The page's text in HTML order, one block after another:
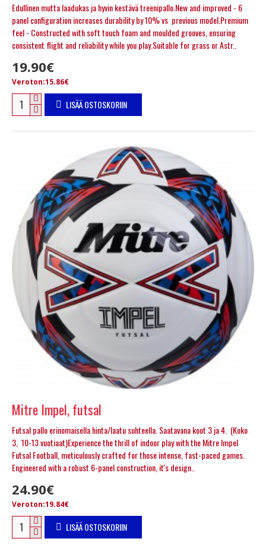
Edullinen mutta laadukas ja hyvin kestävä treenipallo.New and improved - 6
panel configuration increases durability by 10% vs previous model.Premium
feel - Constructed with soft touch foam and moulded grooves, ensuring
consistent flight and reliability while you play.Suitable for grass or Astr..
19.90€
Veroton:15.86€
LISÄÄ OSTOSKORIIN
Mitre Impel, futsal
Futsal pallo erinomaisella hinta/laatu suhteella. Saatavana koot 3 ja 4. (Koko
3, 10-13 vuotiaat)Experience the thrill of indoor play with the Mitre Impel
Futsal Football, meticulously crafted for those intense, fast-paced games.
Engineered with a robust 6-panel construction, it's design..
24.90€
Veroton:19.84€
LISÄÄ OSTOSKORIIN